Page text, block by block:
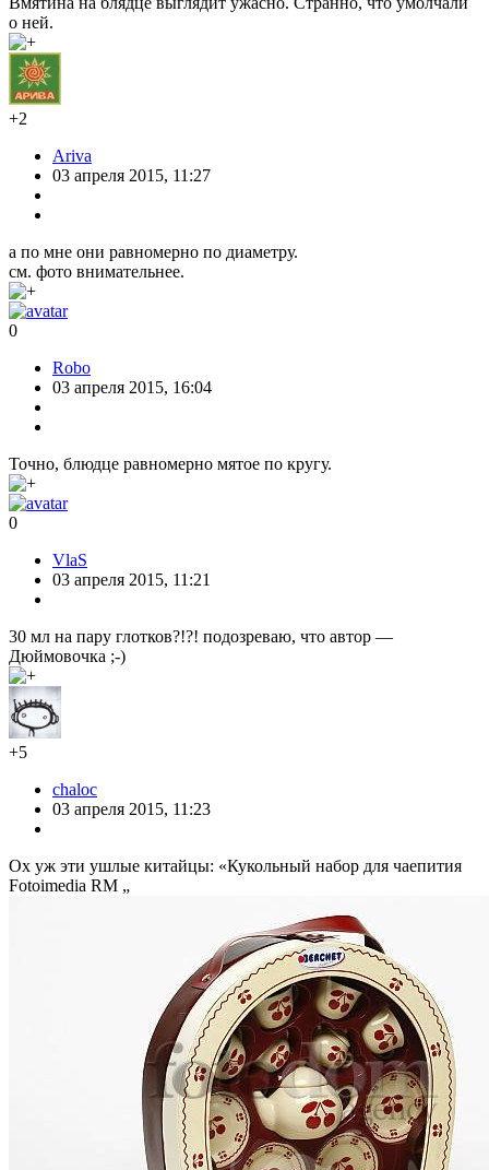
о ней.
+2
Ariva
03 апреля 2015, 11:27
а по мне они равномерно по диаметру.
см. фото внимательнее.
0
Robo
03 апреля 2015, 16:04
Точно, блюдце равномерно мятое по кругу.
0
VlaS
03 апреля 2015, 11:21
30 мл на пару глотков?!?! подозреваю, что автор —
Дюймовочка ;-)
+5
chaloc
03 апреля 2015, 11:23
Ох уж эти ушлые китайцы: «Кукольный набор для чаепития
Fotoimedia RM „